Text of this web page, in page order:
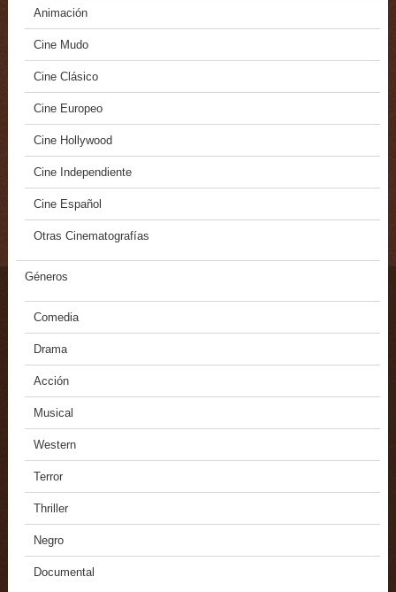
Animación
Cine Mudo
Cine Clásico
Cine Europeo
Cine Hollywood
Cine Independiente
Cine Español
Otras Cinematografías
Géneros
Comedia
Drama
Acción
Musical
Western
Terror
Thriller
Negro
Documental